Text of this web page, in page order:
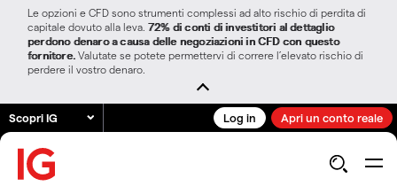
Le opzioni e CFD sono strumenti complessi ad alto rischio di perdita di
capitale dovuto alla leva. 72% di conti di investitori al dettaglio
perdono denaro a causa delle negoziazioni in CFD con questo
fornitore. Valutate se potete permettervi di correre l’elevato rischio di
perdere il vostro denaro.
Scopri IG Log in Apri un conto reale